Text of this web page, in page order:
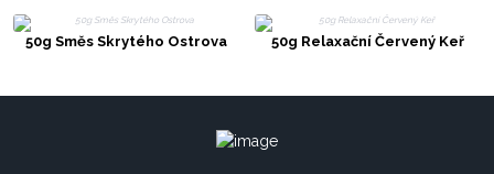
50g Směs Skrytého Ostrova 50g Relaxační Červený Keř